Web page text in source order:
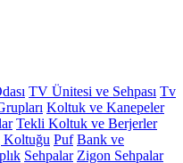
TV Ünitesi ve Sehpası Tv
Koltuk ve Kanepeler
Tekli Koltuk ve Berjerler
Koltuğu Puf Bank ve
Sehpalar Zigon Sehpalar